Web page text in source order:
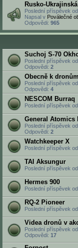
Rusko-
Poslední příspěvek od
Napsal v Poválečné
Odpovědi: 965
Suchoj S-70
Poslední příspěvek od
Odpovědi: 2
Obecně k dronům
Poslední příspěvek od
Odpovědi: 4
NESCOM Burraq
Poslední příspěvek od
General Atomics
Poslední příspěvek od
Odpovědi: 2
Watchkeeper X
Poslední příspěvek od
TAI Aksungur
Poslední příspěvek od
Hermes 900
Poslední příspěvek od
RQ-2 Pioneer
Poslední příspěvek od
Videa dronů v
Poslední příspěvek od
Odpovědi: 17